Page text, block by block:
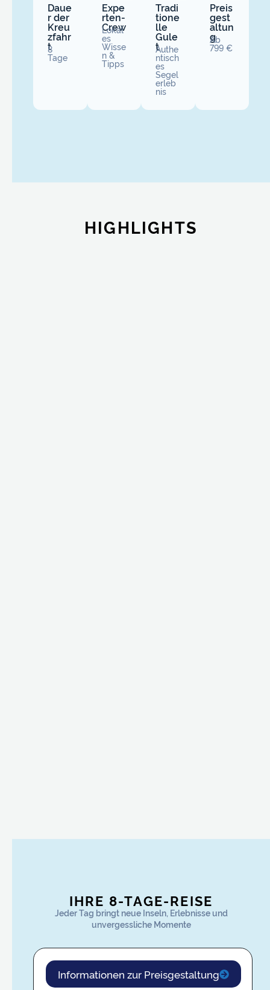
Daue
r der
Kreu
zfahr
t
8
Tage
Expe
rten-
Crew
Lokal
es
Wisse
n &
Tipps
Tradi
tione
lle
Gule
t
Authe
ntisch
es
Segel
erleb
nis
Preis
gest
altun
g
Ab
799 €
HIGHLIGHTS
IHRE 8-TAGE-REISE
Jeder Tag bringt neue Inseln, Erlebnisse und
unvergessliche Momente
Informationen zur Preisgestaltung